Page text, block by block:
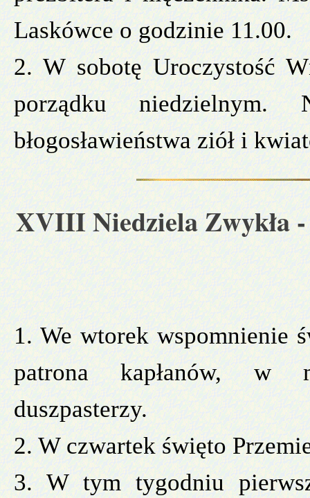
Laskówce o godzinie 11.00.
2. W sobotę Uroczystość
porządku niedzielnym.
błogosławieństwa ziół i
XVIII Niedziela Zwykła
1. We wtorek wspomnienie
patrona kapłanów, w
duszpasterzy.
2. W czwartek święto
3. W tym tygodniu